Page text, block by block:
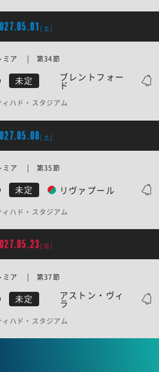
[土]
未定 ブレントフォー
ド
ミア | 第34節
ィハド・スタジアム
[土]
未定 リヴァプール
ミア | 第35節
ィハド・スタジアム
[日]
未定 アストン・ヴィ
ラ
ミア | 第37節
ィハド・スタジアム